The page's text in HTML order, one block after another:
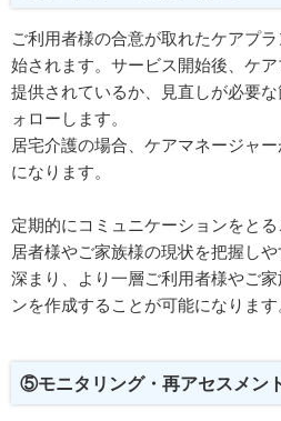
ご利用者様の合意が取れたケアプ
始されます。サービス開始後、ケ
提供されているか、見直しが必要
ォローします。
居宅介護の場合、ケアマネージャ
になります。
定期的にコミュニケーションをと
居者様やご家族様の現状を把握し
深まり、より一層ご利用者様やご
ンを作成することが可能になります
⑤モニタリング・再アセスメン